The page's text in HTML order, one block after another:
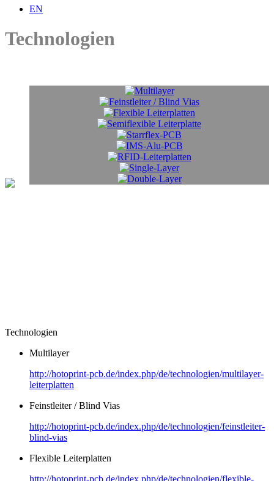
EN
Technologien
Technologien
Multilayer
http://hotoprint-pcb.de/index.php/de/technologien/multilayer-
leiterplatten
Feinstleiter / Blind Vias
http://hotoprint-pcb.de/index.php/de/technologien/feinstleiter-
blind-vias
Flexible Leiterplatten
http://hotoprint-pcb.de/index.php/de/technologien/flexible-